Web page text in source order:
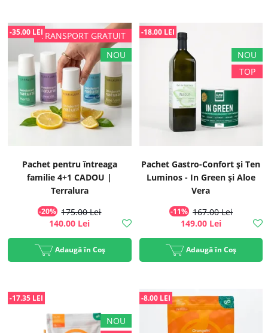
Pachet pentru întreaga
familie 4+1 CADOU |
Terralura
-20% 175.00 Lei
-35.00 LEI
140.00 Lei
Adaugă în Coș
Pachet Gastro-Confort și Ten
Luminos - In Green și Aloe
Vera
-11% 167.00 Lei
-18.00 LEI
149.00 Lei
Adaugă în Coș
-17.35 LEI -8.00 LEI